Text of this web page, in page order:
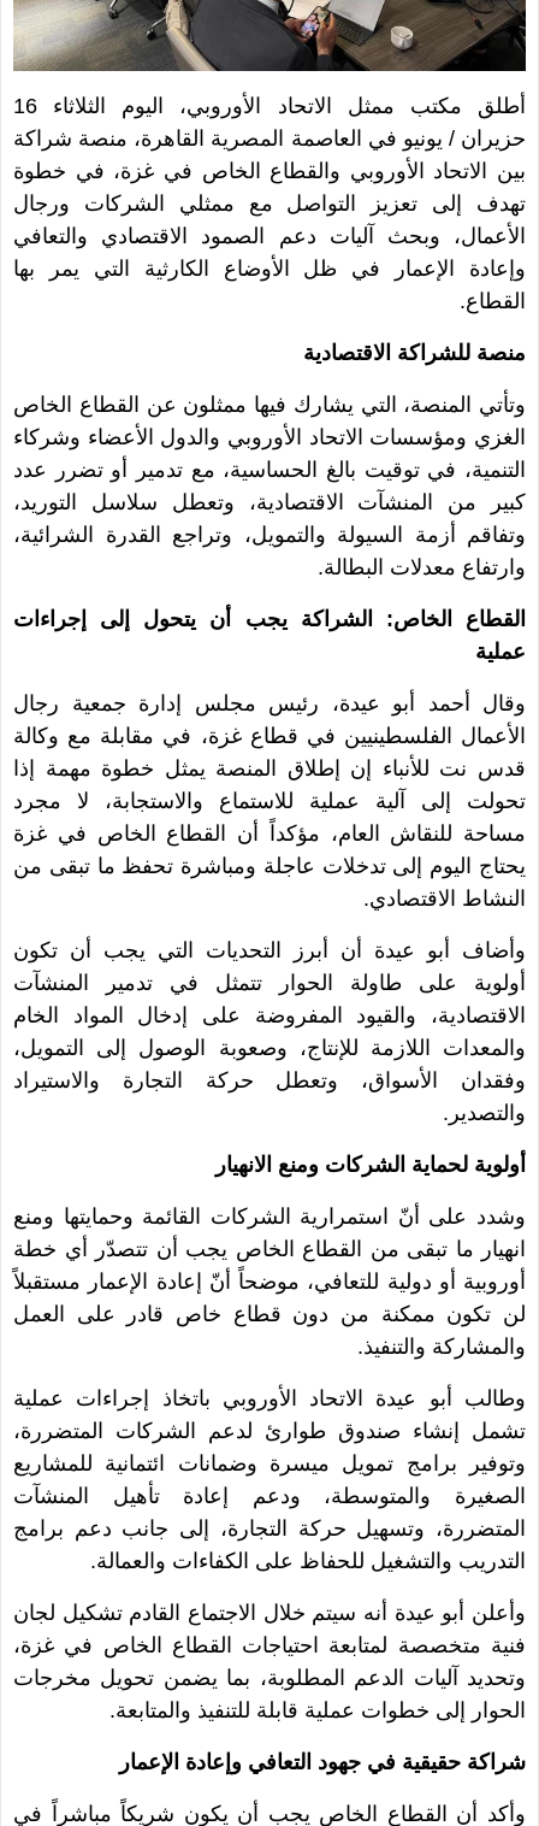
أطلق مكتب ممثل الاتحاد الأوروبي، اليوم الثلاثاء 16
حزيران / يونيو في العاصمة المصرية القاهرة، منصة شراكة
بين الاتحاد الأوروبي والقطاع الخاص في غزة، في خطوة
تهدف إلى تعزيز التواصل مع ممثلي الشركات ورجال
الأعمال، وبحث آليات دعم الصمود الاقتصادي والتعافي
وإعادة الإعمار في ظل الأوضاع الكارثية التي يمر بها
القطاع.
منصة للشراكة الاقتصادية
وتأتي المنصة، التي يشارك فيها ممثلون عن القطاع الخاص
الغزي ومؤسسات الاتحاد الأوروبي والدول الأعضاء وشركاء
التنمية، في توقيت بالغ الحساسية، مع تدمير أو تضرر عدد
كبير من المنشآت الاقتصادية، وتعطل سلاسل التوريد،
وتفاقم أزمة السيولة والتمويل، وتراجع القدرة الشرائية،
وارتفاع معدلات البطالة.
القطاع الخاص: الشراكة يجب أن يتحول إلى إجراءات
عملية
وقال أحمد أبو عيدة، رئيس مجلس إدارة جمعية رجال
الأعمال الفلسطينيين في قطاع غزة، في مقابلة مع وكالة
قدس نت للأنباء إن إطلاق المنصة يمثل خطوة مهمة إذا
تحولت إلى آلية عملية للاستماع والاستجابة، لا مجرد
مساحة للنقاش العام، مؤكداً أن القطاع الخاص في غزة
يحتاج اليوم إلى تدخلات عاجلة ومباشرة تحفظ ما تبقى من
النشاط الاقتصادي.
وأضاف أبو عيدة أن أبرز التحديات التي يجب أن تكون
أولوية على طاولة الحوار تتمثل في تدمير المنشآت
الاقتصادية، والقيود المفروضة على إدخال المواد الخام
والمعدات اللازمة للإنتاج، وصعوبة الوصول إلى التمويل،
وفقدان الأسواق، وتعطل حركة التجارة والاستيراد
والتصدير.
أولوية لحماية الشركات ومنع الانهيار
وشدد على أنّ استمرارية الشركات القائمة وحمايتها ومنع
انهيار ما تبقى من القطاع الخاص يجب أن تتصدّر أي خطة
أوروبية أو دولية للتعافي، موضحاً أنّ إعادة الإعمار مستقبلاً
لن تكون ممكنة من دون قطاع خاص قادر على العمل
والمشاركة والتنفيذ.
وطالب أبو عيدة الاتحاد الأوروبي باتخاذ إجراءات عملية
تشمل إنشاء صندوق طوارئ لدعم الشركات المتضررة،
وتوفير برامج تمويل ميسرة وضمانات ائتمانية للمشاريع
الصغيرة والمتوسطة، ودعم إعادة تأهيل المنشآت
المتضررة، وتسهيل حركة التجارة، إلى جانب دعم برامج
التدريب والتشغيل للحفاظ على الكفاءات والعمالة.
وأعلن أبو عيدة أنه سيتم خلال الاجتماع القادم تشكيل لجان
فنية متخصصة لمتابعة احتياجات القطاع الخاص في غزة،
وتحديد آليات الدعم المطلوبة، بما يضمن تحويل مخرجات
الحوار إلى خطوات عملية قابلة للتنفيذ والمتابعة.
شراكة حقيقية في جهود التعافي وإعادة الإعمار
وأكد أن القطاع الخاص يجب أن يكون شريكاً مباشراً في